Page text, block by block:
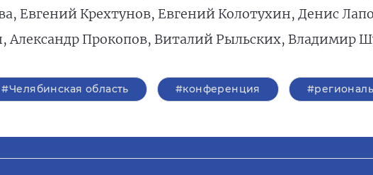
Евгений Крехтунов, Евгений Колотухин, Денис
Прокопов, Виталий Рыльских, Владимир
#Челябинская область #конференция